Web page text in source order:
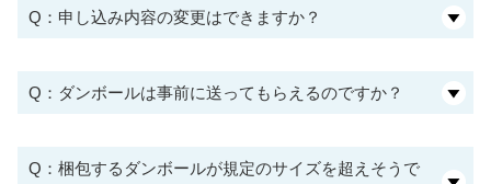
Q：申し込み内容の変更はできますか？
Q：ダンボールは事前に送ってもらえるのですか？
Q：梱包するダンボールが規定のサイズを超えそうで